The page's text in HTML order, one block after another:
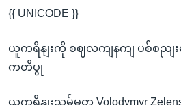
{{ UNICODE }}
ယူကရိနျးကို စဈလကျနကျ ပစ်စည
ကတိပွု
ယူကရိနျးသမ်မတ Volodymyr